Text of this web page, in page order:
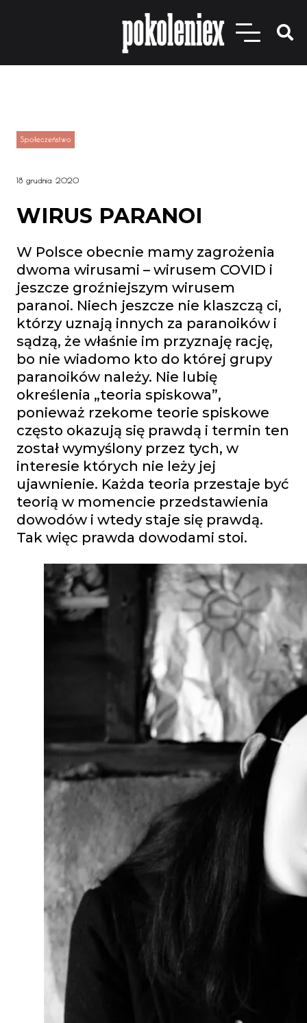
Społeczeństwo
18 grudnia 2020
WIRUS PARANOI
W Polsce obecnie mamy zagrożenia
dwoma wirusami – wirusem COVID i
jeszcze groźniejszym wirusem
paranoi. Niech jeszcze nie klaszczą ci,
którzy uznają innych za paranoików i
sądzą, że właśnie im przyznaję rację,
bo nie wiadomo kto do której grupy
paranoików należy. Nie lubię
określenia „teoria spiskowa”,
ponieważ rzekome teorie spiskowe
często okazują się prawdą i termin ten
został wymyślony przez tych, w
interesie których nie leży jej
ujawnienie. Każda teoria przestaje być
teorią w momencie przedstawienia
dowodów i wtedy staje się prawdą.
Tak więc prawda dowodami stoi.